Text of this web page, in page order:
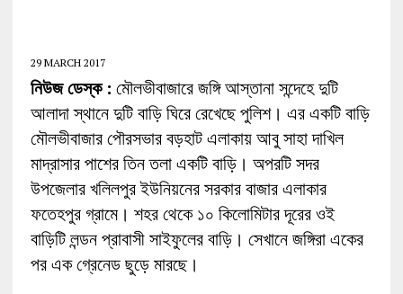
29 MARCH 2017
নিউজ ডেস্ক : মৌলভীবাজারে জঙ্গি আস্তানা সন্দেহে দুটি
আলাদা স্থানে দুটি বাড়ি ঘিরে রেখেছে পুলিশ। এর একটি বাড়ি
মৌলভীবাজার পৌরসভার বড়হাট এলাকায় আবু সাহা দাখিল
মাদ্রাসার পাশের তিন তলা একটি বাড়ি। অপরটি সদর
উপজেলার খলিলপুর ইউনিয়নের সরকার বাজার এলাকার
ফতেহপুর গ্রামে। শহর থেকে ১০ কিলোমিটার দূরের ওই
বাড়িটি লন্ডন প্রাবাসী সাইফুলের বাড়ি। সেখানে জঙ্গিরা একের
পর এক গ্রেনেড ছুড়ে মারছে।